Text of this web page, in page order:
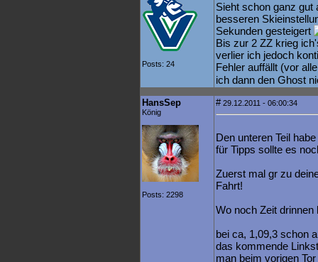
Posts: 24
Sieht schon ganz gut
besseren
Sekunden gesteigert
Bis zur 2 ZZ krieg
verlier ich jedoch
Fehler auffällt (vor
ich dann den Ghost
HansSep
König
Posts: 2298
#29.12.2011 - 06:00:34
Den unteren Teil
für Tipps sollte es
Zuerst mal gr zu
Fahrt!
Wo noch Zeit drinnen
bei ca, 1,09,3 schon
das kommende
man beim vorigen